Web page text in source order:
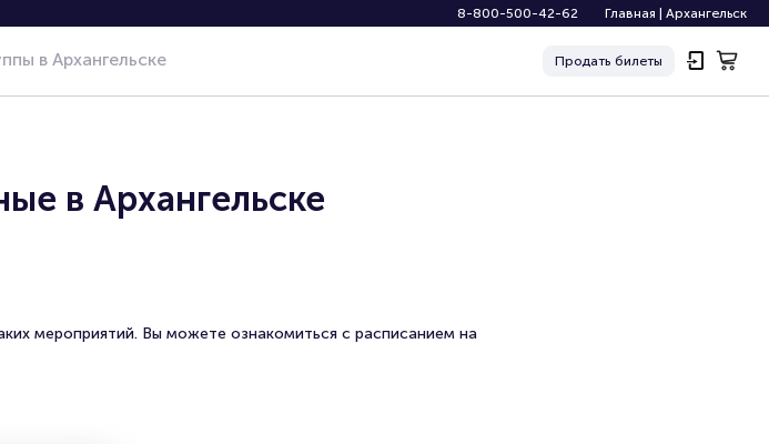
8-800-500-42-62 Главная Архангельск
Продать билеты
в Архангельске
мероприятий. Вы можете ознакомиться с расписанием на